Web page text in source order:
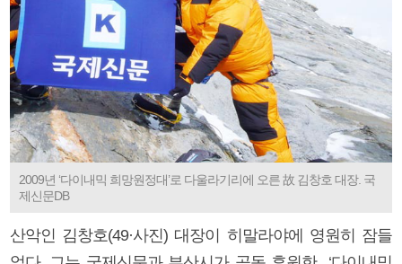
2009년 ‘다이내믹 희망원정대’로 다울라기리에 오른 故 김창호 대장. 국
제신문DB
산악인 김창호(49·사진) 대장이 히말라야에 영원히 잠들